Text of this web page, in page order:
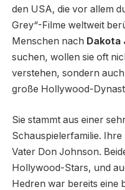
den USA, die vor allem
Grey“-Filme weltweit
Menschen nach Dakota
suchen, wollen sie oft
verstehen, sondern auch
große Hollywood-
Sie stammt aus einer
Schauspielerfamilie.
Vater Don Johnson.
Hollywood-Stars, und
Hedren war bereits eine